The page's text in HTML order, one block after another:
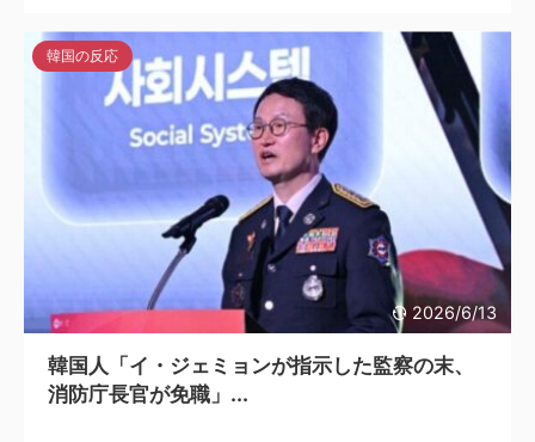
2026/6/13
韓国の反応
韓国人「イ・ジェミョンが指示した監察の末、
消防庁長官が免職」...